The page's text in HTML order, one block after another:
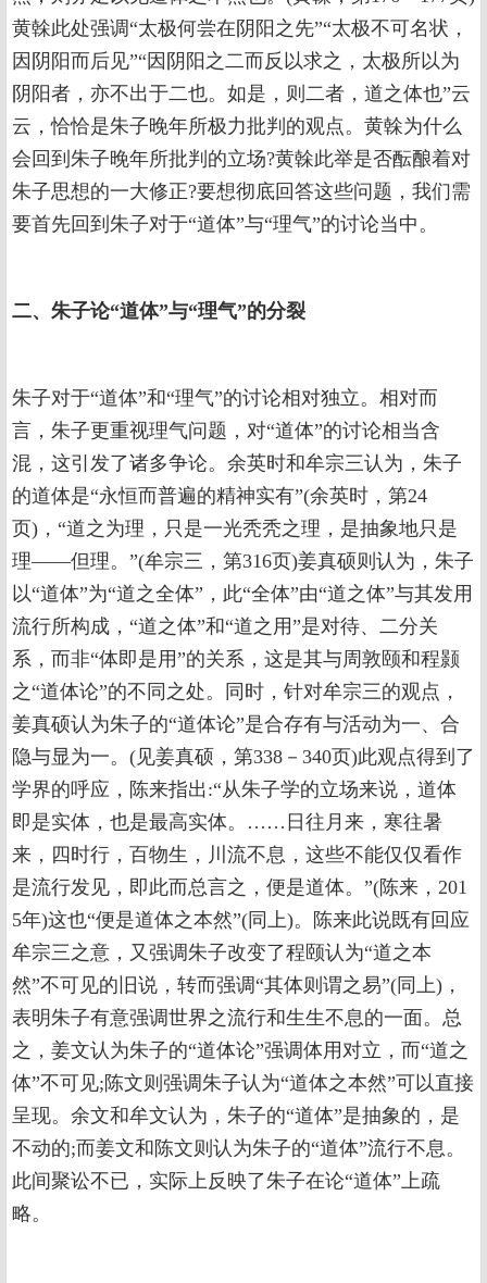
黄榦此处强调“太极何尝在阴阳之先”“太极不可名状，
因阴阳而后见”“因阴阳之二而反以求之，太极所以为
阴阳者，亦不出于二也。如是，则二者，道之体也”云
云，恰恰是朱子晚年所极力批判的观点。黄榦为什么
会回到朱子晚年所批判的立场?黄榦此举是否酝酿着对
朱子思想的一大修正?要想彻底回答这些问题，我们需
要首先回到朱子对于“道体”与“理气”的讨论当中。
二、朱子论“道体”与“理气”的分裂
朱子对于“道体”和“理气”的讨论相对独立。相对而
言，朱子更重视理气问题，对“道体”的讨论相当含
混，这引发了诸多争论。余英时和牟宗三认为，朱子
的道体是“永恒而普遍的精神实有”(余英时，第24
页)，“道之为理，只是一光秃秃之理，是抽象地只是
理——但理。”(牟宗三，第316页)姜真硕则认为，朱子
以“道体”为“道之全体”，此“全体”由“道之体”与其发用
流行所构成，“道之体”和“道之用”是对待、二分关
系，而非“体即是用”的关系，这是其与周敦颐和程颢
之“道体论”的不同之处。同时，针对牟宗三的观点，
姜真硕认为朱子的“道体论”是合存有与活动为一、合
隐与显为一。(见姜真硕，第338－340页)此观点得到了
学界的呼应，陈来指出:“从朱子学的立场来说，道体
即是实体，也是最高实体。……日往月来，寒往暑
来，四时行，百物生，川流不息，这些不能仅仅看作
是流行发见，即此而总言之，便是道体。”(陈来，201
5年)这也“便是道体之本然”(同上)。陈来此说既有回应
牟宗三之意，又强调朱子改变了程颐认为“道之本
然”不可见的旧说，转而强调“其体则谓之易”(同上)，
表明朱子有意强调世界之流行和生生不息的一面。总
之，姜文认为朱子的“道体论”强调体用对立，而“道之
体”不可见;陈文则强调朱子认为“道体之本然”可以直接
呈现。余文和牟文认为，朱子的“道体”是抽象的，是
不动的;而姜文和陈文则认为朱子的“道体”流行不息。
此间聚讼不已，实际上反映了朱子在论“道体”上疏
略。